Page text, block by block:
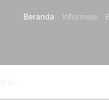
Beranda Informasi